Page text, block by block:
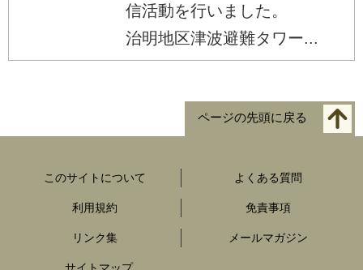
信活動を行いました。
治明地区津波避難タワー...
ページの先頭に戻る
このサイトについて よくある質問
利用規約 免責事項
リンク集 メールマガジン